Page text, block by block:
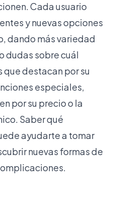
Cada usuario
y nuevas opciones
dando más variedad
dudas sobre cuál
destacan por su
especiales,
por su precio o la
Saber qué
ayudarte a tomar
nuevas formas de